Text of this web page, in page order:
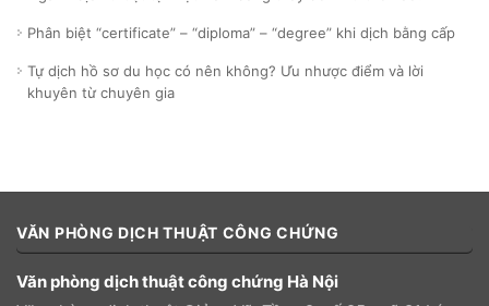
Phân biệt “certificate” – “diploma” – “degree” khi dịch bằng cấp
Tự dịch hồ sơ du học có nên không? Ưu nhược điểm và lời
khuyên từ chuyên gia
VĂN PHÒNG DỊCH THUẬT CÔNG CHỨNG
Văn phòng dịch thuật công chứng Hà Nội